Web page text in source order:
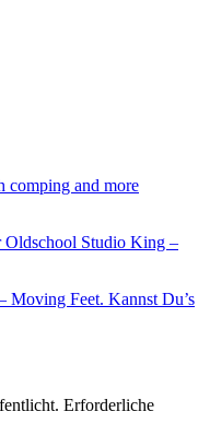
comping and more
Oldschool Studio King –
Moving Feet. Kannst Du’s
Erforderliche